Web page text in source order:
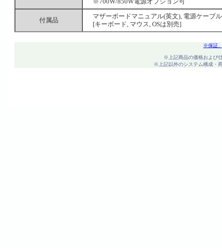
付属品
マザーボードマニュアル(英文), 電源ケーブ
[キーボード, マウス, OSは別売]
※保証
※上記商品の価格および
※上記以外のシステム構成・